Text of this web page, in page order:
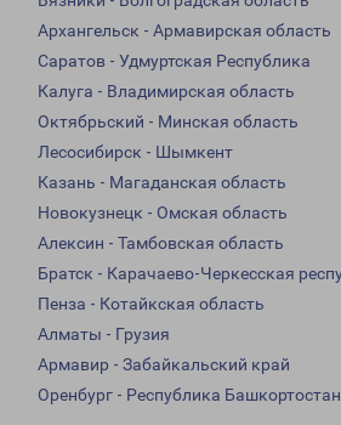
Архангельск - Армавирская область
Саратов - Удмуртская Республика
Калуга - Владимирская область
Октябрьский - Минская область
Лесосибирск - Шымкент
Казань - Магаданская область
Новокузнецк - Омская область
Алексин - Тамбовская область
Братск - Карачаево-Черкесская
Пенза - Котайкская область
Алматы - Грузия
Армавир - Забайкальский край
Оренбург - Республика Башкортостан